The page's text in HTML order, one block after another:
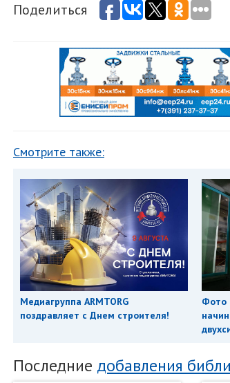
Поделиться
Смотрите также:
Медиагруппа ARMTORG
поздравляет с Днем строителя!
Фото
Последние добавления